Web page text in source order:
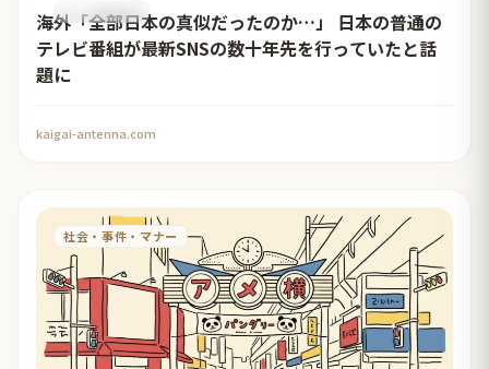
おすすめ記事
海外「全部日本の真似だったのか…」 日本の普通の
テレビ番組が最新SNSの数十年先を行っていたと話
題に
kaigai-antenna.com
社会・事件・マナー